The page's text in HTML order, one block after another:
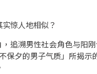
惊人地相似？
追溯男性社会角色与阳
保夕的男子气质」所揭